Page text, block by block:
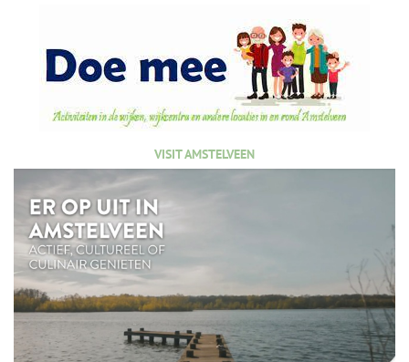
VISIT AMSTELVEEN